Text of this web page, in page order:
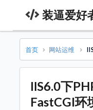
装逼爱好
首页 网站运维
IIS6.0下
FastCGI环